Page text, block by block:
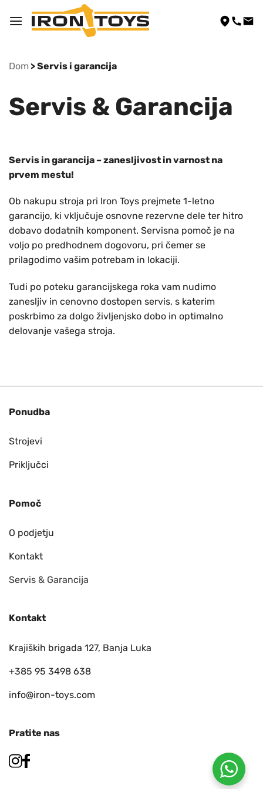
Dom > Servis i garancija
Servis & Garancija
Servis in garancija – zanesljivost in varnost na
prvem mestu!
Ob nakupu stroja pri Iron Toys prejmete 1-letno
garancijo, ki vključuje osnovne rezervne dele ter hitro
dobavo dodatnih komponent. Servisna pomoč je na
voljo po predhodnem dogovoru, pri čemer se
prilagodimo vašim potrebam in lokaciji.
Tudi po poteku garancijskega roka vam nudimo
zanesljiv in cenovno dostopen servis, s katerim
poskrbimo za dolgo življenjsko dobo in optimalno
delovanje vašega stroja.
Ponudba
Strojevi
Priključci
Pomoč
O podjetju
Kontakt
Servis & Garancija
Kontakt
Krajiških brigada 127, Banja Luka
+385 95 3498 638
info@iron-toys.com
Pratite nas